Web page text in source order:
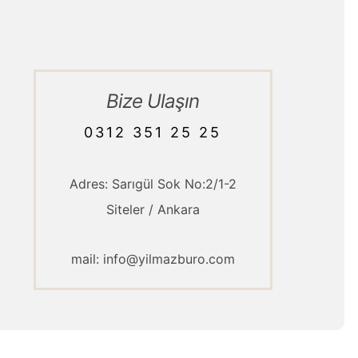
Bize Ulaşın
0312 351 25 25
Adres: Sarıgül Sok No:2/1-2
Siteler / Ankara
mail: info@yilmazburo.com